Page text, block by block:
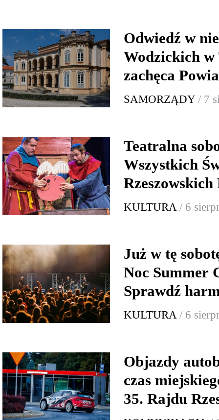
Odwiedź w
Wodzickich w
zachęca
SAMORZĄDY / 7
Teatralna
Wszystkich
KULTURA / 6
Już w tę
Noc Summer
Sprawdź
KULTURA / 6
Objazdy
czas
35. Rajdu